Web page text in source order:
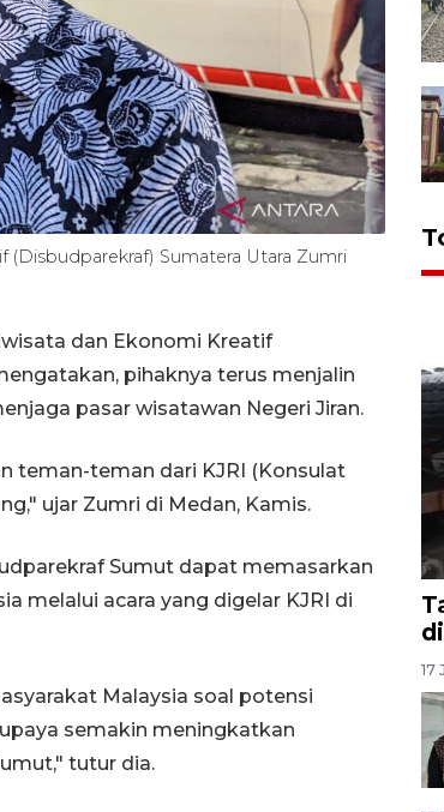
(Disbudparekraf) Sumatera Utara Zumri
dan Ekonomi Kreatif
pihaknya terus menjalin
pasar wisatawan Negeri Jiran.
teman-teman dari KJRI (Konsulat
ujar Zumri di Medan, Kamis.
Sumut dapat memasarkan
melalui acara yang digelar KJRI di
Malaysia soal potensi
semakin meningkatkan
tutur dia.
17